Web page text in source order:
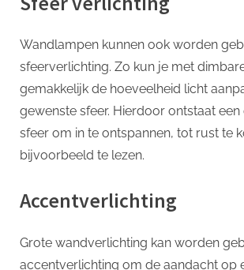
Wandlampen kunnen ook worden
sfeerverlichting. Zo kun je met
gemakkelijk de hoeveelheid licht
gewenste sfeer. Hierdoor ontstaat
sfeer om in te ontspannen, tot rust te
bijvoorbeeld te lezen.
Accentverlichting
Grote wandverlichting kan worden
accentverlichting om de aandacht op